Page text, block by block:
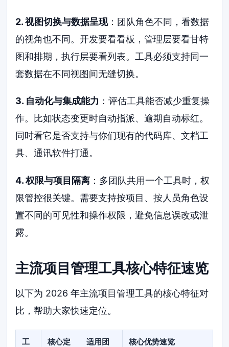
2. 视图切换与数据呈现：团队角色不同，看数据
的视角也不同。开发要看看板，管理层要看甘特
图和排期，执行层要看列表。工具必须支持同一
套数据在不同视图间无缝切换。
3. 自动化与集成能力 ：评估工具能否减少重复操
作。比如状态变更时自动指派、逾期自动标红。
同时看它是否支持与你们现有的代码库、文档工
具、通讯软件打通。
4. 权限与项目隔离 ：多团队共用一个工具时，权
限管控很关键。需要支持按项目、按人员角色设
置不同的可见性和操作权限，避免信息误改或泄
露。
主流项目管理工具核心特征速览
以下为 2026 年主流项目管理工具的核心特征对
比，帮助大家快速定位。
工
核心定
适用团
核心优势速览